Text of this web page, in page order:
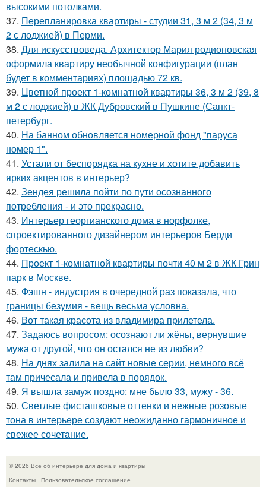
высокими потолками.
37. Перепланировка квартиры - студии 31, 3 м 2 (34, 3 м
2 с лоджией) в Перми.
38. Для искусствоведа. Архитектор Мария родионовская
оформила квартиру необычной конфигурации (план
будет в комментариях) площадью 72 кв.
39. Цветной проект 1-комнатной квартиры 36, 3 м 2 (39, 8
м 2 с лоджией) в ЖК Дубровский в Пушкине (Санкт-
петербург.
40. На банном обновляется номерной фонд "паруса
номер 1".
41. Устали от беспорядка на кухне и хотите добавить
ярких акцентов в интерьер?
42. Зендея решила пойти по пути осознанного
потребления - и это прекрасно.
43. Интерьер георгианского дома в норфолке,
спроектированного дизайнером интерьеров Берди
фортескью.
44. Проект 1-комнатной квартиры почти 40 м 2 в ЖК Грин
парк в Москве.
45. Фэшн - индустрия в очередной раз показала, что
границы безумия - вещь весьма условна.
46. Вот такая красота из владимира прилетела.
47. Задаюсь вопросом: осознают ли жёны, вернувшие
мужа от другой, что он остался не из любви?
48. На днях залила на сайт новые серии, немного всё
там причесала и привела в порядок.
49. Я вышла замуж поздно: мне было 33, мужу - 36.
50. Светлые фисташковые оттенки и нежные розовые
тона в интерьере создают неожиданно гармоничное и
свежее сочетание.
© 2026 Всё об интерьере для дома и квартиры
Контакты
Пользовательское соглашение